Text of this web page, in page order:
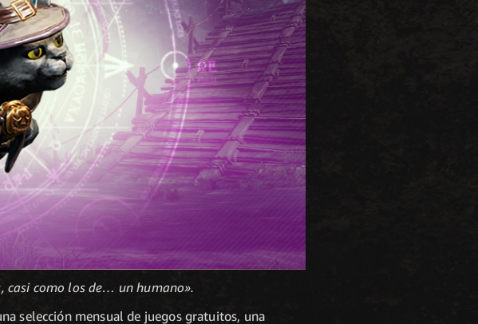
casi como los de… un humano».
selección mensual de juegos gratuitos, una